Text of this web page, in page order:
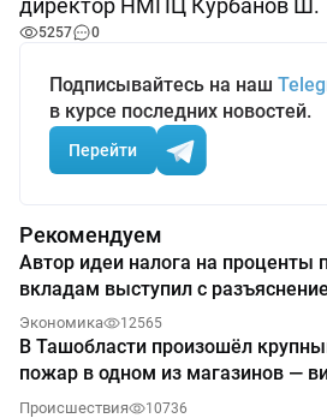
директор НМПЦ Курбанов Ш.
5257 0
Подписывайтесь на наш
в курсе последних новостей.
Перейти
Рекомендуем
Автор идеи налога на проценты
вкладам выступил с
Экономика 12565
В Ташобласти произошёл
пожар в одном из магазинов —
Происшествия 10736